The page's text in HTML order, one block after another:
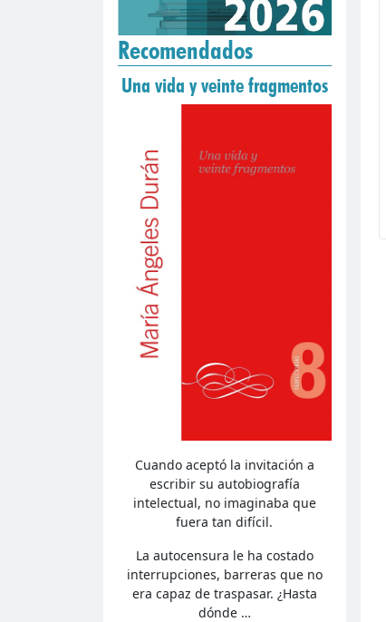
Recomendados
Una vida y veinte fragmentos
Cuando aceptó la invitación a
escribir su autobiografía
intelectual, no imaginaba que
fuera tan difícil.
La autocensura le ha costado
interrupciones, barreras que no
era capaz de traspasar. ¿Hasta
dónde …